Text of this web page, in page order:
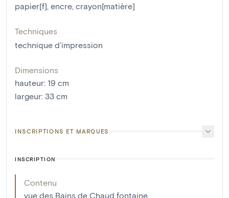
papier[f] encre crayon[matière]
Techniques
technique d'impression
Dimensions
hauteur: 19 cm
largeur: 33 cm
INSCRIPTIONS ET MARQUES
INSCRIPTION
Contenu
vue des Bains de Chaud fontaine